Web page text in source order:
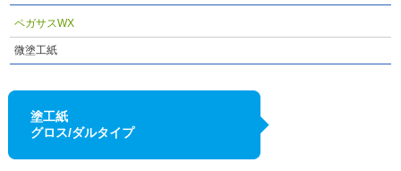
ペガサスWX
微塗工紙
塗工紙
グロス/ダルタイプ